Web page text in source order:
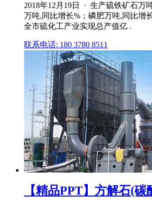
2018年12月19日 · 生产硫铁矿石万
万吨,同比增长%；磷肥万吨,同比增
全市硫化工产业实现总产值亿 .
联系电话: 180 3780 8511
【精品PPT】方解石(碳